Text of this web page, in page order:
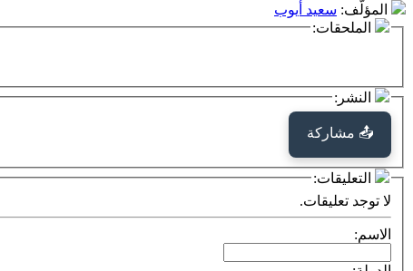
المؤلّف: سعيد أيوب
الملحقات:
النشر:
📤 مشاركة
التعليقات:
لا توجد تعليقات.
الاسم: